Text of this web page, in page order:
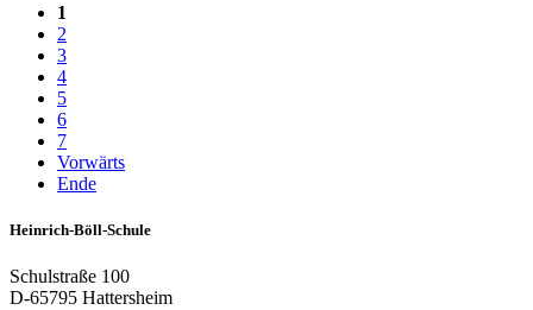
1
2
3
4
5
6
7
Vorwärts
Ende
Heinrich-Böll-Schule
Schulstraße 100
D-65795 Hattersheim